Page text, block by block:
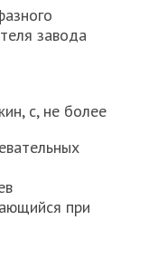
завода
с, не более
при